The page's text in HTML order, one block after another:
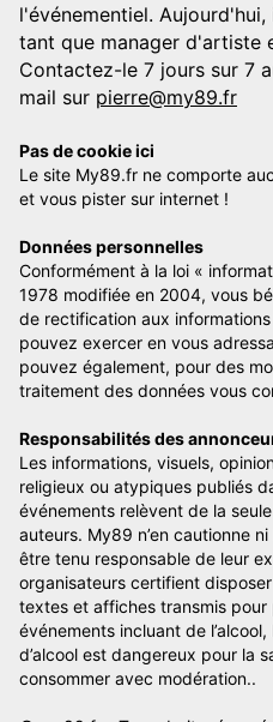
l'événementiel.
tant que manager d'artiste
Contactez-le 7 jours sur 7
mail sur pierre@my89.fr
Pas de cookie ici
Le site My89.fr ne comporte
et vous pister sur internet !
Données personnelles
Conformément à la loi «
1978 modifiée en 2004, vous
de rectification aux
pouvez exercer en vous
pouvez également, pour des
traitement des données vous
Responsabilités des
Les informations, visuels,
religieux ou atypiques publiés
événements relèvent de la
auteurs. My89 n’en cautionne
être tenu responsable de leur
organisateurs certifient
textes et affiches transmis
événements incluant de
d’alcool est dangereux pour la
consommer avec modération..